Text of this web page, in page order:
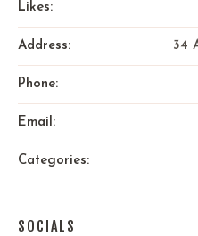
Likes:
Address: 34
Phone:
Email:
Categories:
SOCIALS